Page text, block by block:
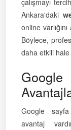
Ankara'daki
online
Böylece,
daha etkili hale
Google
avantaj